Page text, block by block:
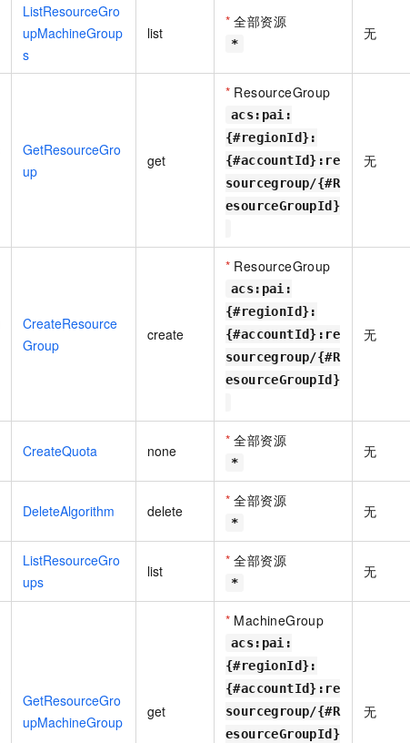
ListResourceGro
upMachineGroup
s
list
* 全部资源
*
无
GetResourceGro
up
get
* ResourceGroup
acs:pai:
{#regionId}:
{#accountId}:re
sourcegroup/{#R
esourceGroupId}
无
CreateResource
Group
create
* ResourceGroup
acs:pai:
{#regionId}:
{#accountId}:re
sourcegroup/{#R
esourceGroupId}
无
CreateQuota none
* 全部资源
*
无
DeleteAlgorithm delete
* 全部资源
*
无
ListResourceGro
ups
list
* 全部资源
*
无
GetResourceGro
upMachineGroup
get
* MachineGroup
acs:pai:
{#regionId}:
{#accountId}:re
sourcegroup/{#R
esourceGroupId}
无